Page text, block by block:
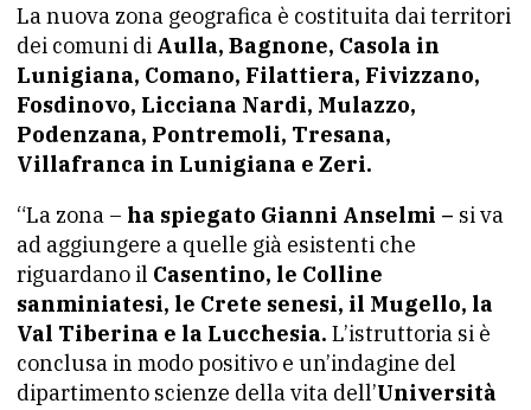
La nuova zona geografica è costituita dai territori
dei comuni di Aulla, Bagnone, Casola in
Lunigiana, Comano, Filattiera, Fivizzano,
Fosdinovo, Licciana Nardi, Mulazzo,
Podenzana, Pontremoli, Tresana,
Villafranca in Lunigiana e Zeri.
“La zona – ha spiegato Gianni Anselmi – si va
ad aggiungere a quelle già esistenti che
riguardano il Casentino, le Colline
sanminiatesi, le Crete senesi, il Mugello, la
Val Tiberina e la Lucchesia. L’istruttoria si è
conclusa in modo positivo e un’indagine del
dipartimento scienze della vita dell’Università